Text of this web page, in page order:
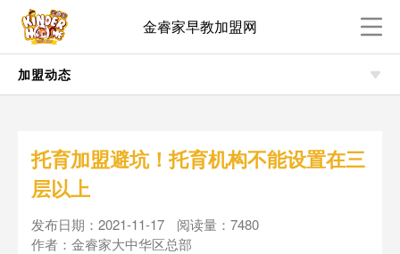
金睿家早教加盟网
加盟动态
托育加盟避坑！托育机构不能设置在三
层以上
发布日期：2021-11-17
阅读量：7480
作者：金睿家大中华区总部